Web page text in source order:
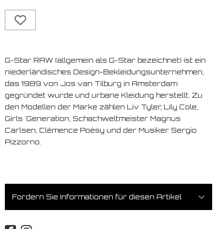
G-Star RAW (allgemein als G-Star bezeichnet) ist ein
niederländisches Design-Bekleidungsunternehmen,
das 1989 von Jos van Tilburg in Amsterdam
gegründet wurde und urbane Kleidung herstellt. Zu
den Modellen der Marke zählen Liv Tyler, Lily Cole,
Girls 'Generation, Schachweltmeister Magnus
Carlsen, Clémence Poésy und der Musiker Sergio
Pizzorno.
Fordern Sie Informationen für diesen Artikel